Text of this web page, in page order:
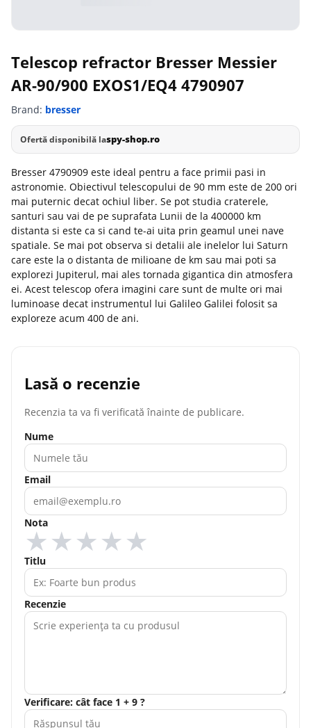
Telescop refractor Bresser Messier
AR-90/900 EXOS1/EQ4 4790907
Brand: bresser
Ofertă disponibilă laspy-shop.ro
Bresser 4790909 este ideal pentru a face primii pasi in
astronomie. Obiectivul telescopului de 90 mm este de 200 ori
mai puternic decat ochiul liber. Se pot studia craterele,
santuri sau vai de pe suprafata Lunii de la 400000 km
distanta si este ca si cand te-ai uita prin geamul unei nave
spatiale. Se mai pot observa si detalii ale inelelor lui Saturn
care este la o distanta de milioane de km sau mai poti sa
explorezi Jupiterul, mai ales tornada gigantica din atmosfera
ei. Acest telescop ofera imagini care sunt de multe ori mai
luminoase decat instrumentul lui Galileo Galilei folosit sa
exploreze acum 400 de ani.
Lasă o recenzie
Recenzia ta va fi verificată înainte de publicare.
Nume
Email
Nota
★
★
★
★
★
Titlu
Recenzie
Verificare: cât face 1 + 9 ?